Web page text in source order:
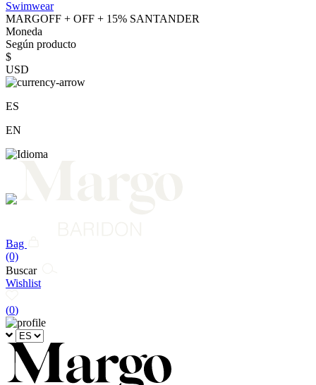
Swimwear
MARGOFF + OFF + 15% SANTANDER
Moneda
Según producto
$
USD
ES
EN
Bag
(0)
Buscar
Wishlist
(0)